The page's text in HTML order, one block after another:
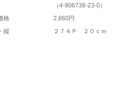
（4-906738-23-0）
格
2,860円
縦
２７４Ｐ ２０ｃｍ